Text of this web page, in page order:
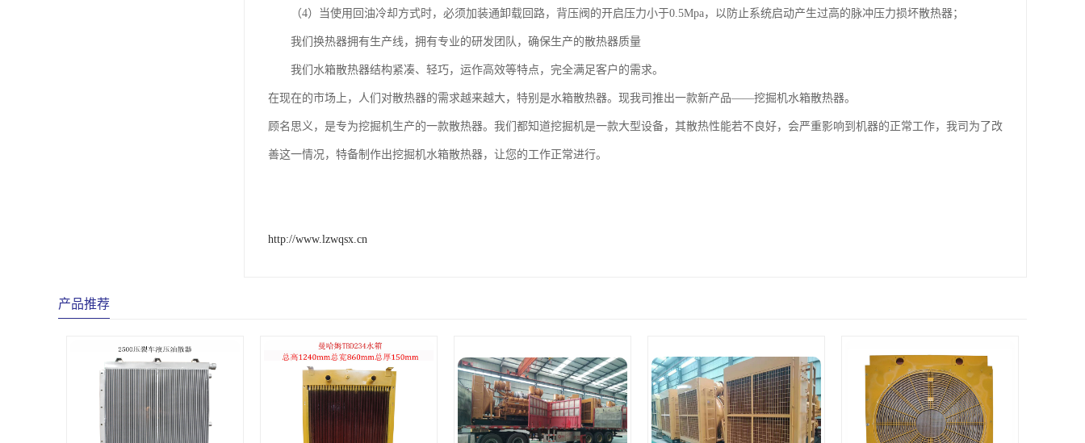
（4）当使用回油冷却方式时，必须加装通卸载回路，背压阀的开启压力小于0.5Mpa，以防止系统启动产生过高的脉冲压力损坏散热器；
我们换热器拥有生产线，拥有专业的研发团队，确保生产的散热器质量
我们水箱散热器结构紧凑、轻巧，运作高效等特点，完全满足客户的需求。
在现在的市场上，人们对散热器的需求越来越大，特别是水箱散热器。现我司推出一款新产品——挖掘机水箱散热器。
顾名思义，是专为挖掘机生产的一款散热器。我们都知道挖掘机是一款大型设备，其散热性能若不良好，会严重影响到机器的正常工作，我司为了改
善这一情况，特备制作出挖掘机水箱散热器，让您的工作正常进行。
http://www.lzwqsx.cn
产品推荐